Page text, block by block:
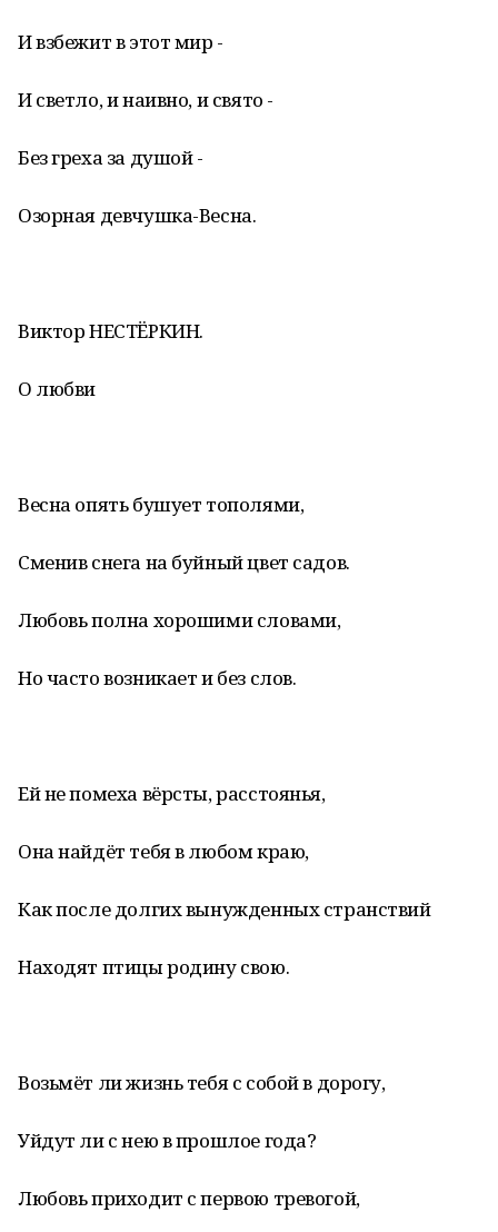
И взбежит в этот мир -
И светло, и наивно, и свято -
Без греха за душой -
Озорная девчушка-Весна.
Виктор НЕСТЁРКИН.
О любви
Весна опять бушует тополями,
Сменив снега на буйный цвет садов.
Любовь полна хорошими словами,
Но часто возникает и без слов.
Ей не помеха вёрсты, расстоянья,
Она найдёт тебя в любом краю,
Как после долгих вынужденных странствий
Находят птицы родину свою.
Возьмёт ли жизнь тебя с собой в дорогу,
Уйдут ли с нею в прошлое года?
Любовь приходит с первою тревогой,